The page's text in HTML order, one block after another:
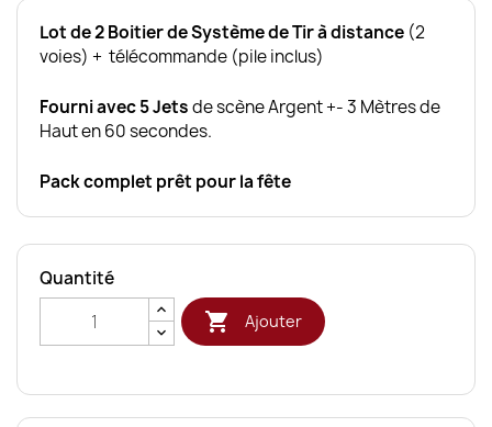
Lot de 2 Boitier de Système de Tir à distance (2
voies) + télécommande (pile inclus)
Fourni avec 5 Jetsde scène Argent +- 3 Mètres de
Haut en 60 secondes.
Pack complet prêt pour la fête
Quantité
 Ajouter